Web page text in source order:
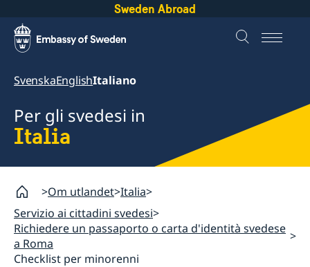
Sweden Abroad
SvenskaEnglishItaliano
Per gli svedesi in
Italia
Om utlandet Italia
Servizio ai cittadini svedesi
Richiedere un passaporto o carta d'identità svedese
a Roma
Checklist per minorenni